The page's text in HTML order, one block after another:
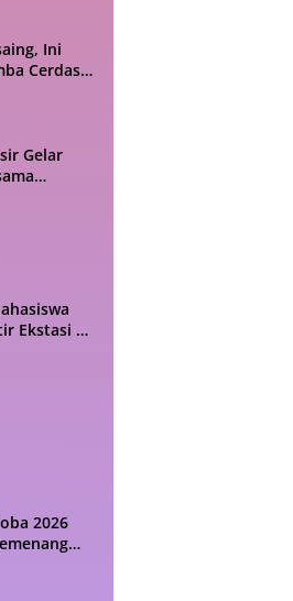
Ini
Cerdas
di Toba
Gelar
Bangun
Ekstasi di
2026
RI